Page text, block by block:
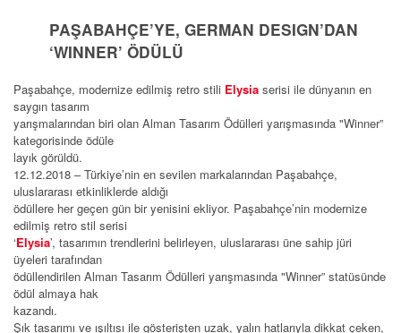
PAŞABAHÇE’YE, GERMAN DESIGN’DAN
‘WINNER’ ÖDÜLÜ
Paşabahçe, modernize edilmiş retro stili Elysia serisi ile dünyanın en
saygın tasarım
yarışmalarından biri olan Alman Tasarım Ödülleri yarışmasında "Winner”
kategorisinde ödüle
layık görüldü.
12.12.2018 – Türkiye’nin en sevilen markalarından Paşabahçe,
uluslararası etkinliklerde aldığı
ödüllere her geçen gün bir yenisini ekliyor. Paşabahçe’nin modernize
edilmiş retro stil serisi
‘Elysia’, tasarımın trendlerini belirleyen, uluslararası üne sahip jüri
üyeleri tarafından
ödüllendirilen Alman Tasarım Ödülleri yarışmasında "Winner” statüsünde
ödül almaya hak
kazandı.
Şık tasarımı ve ışıltısı ile gösterişten uzak, yalın hatlarıyla dikkat çeken,